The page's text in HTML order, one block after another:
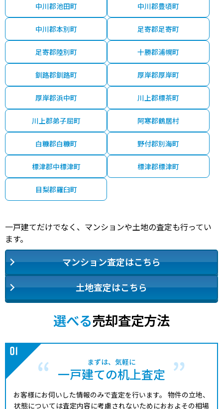
中川郡池田町 中川郡豊頃町
中川郡本別町 足寄郡足寄町
足寄郡陸別町 十勝郡浦幌町
釧路郡釧路町 厚岸郡厚岸町
厚岸郡浜中町 川上郡標茶町
川上郡弟子屈町 阿寒郡鶴居村
白糠郡白糠町 野付郡別海町
標津郡中標津町 標津郡標津町
目梨郡羅臼町
一戸建てだけでなく、マンションや土地の査定も行ってい
ます。
マンション査定はこちら
土地査定はこちら
選べる売却査定方法
まずは、気軽に
一戸建ての机上査定
お客様にお伺いした情報のみで査定を行います。 物件の立地、
状態については査定内容に考慮されないためにおおよその相場